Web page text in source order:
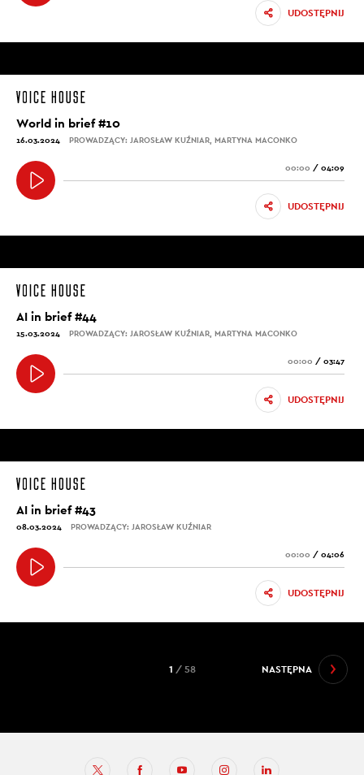
UDOSTĘPNIJ
World in brief #10
16.03.2024 PROWADZĄCY: JAROSŁAW KUŹNIAR, MARTYNA MACONKO
00:00 / 04:09
UDOSTĘPNIJ
AI in brief #44
15.03.2024 PROWADZĄCY: JAROSŁAW KUŹNIAR, MARTYNA MACONKO
00:00 / 03:47
UDOSTĘPNIJ
AI in brief #43
08.03.2024 PROWADZĄCY: JAROSŁAW KUŹNIAR
00:00 / 04:06
UDOSTĘPNIJ
NASTĘPNA
1 / 58